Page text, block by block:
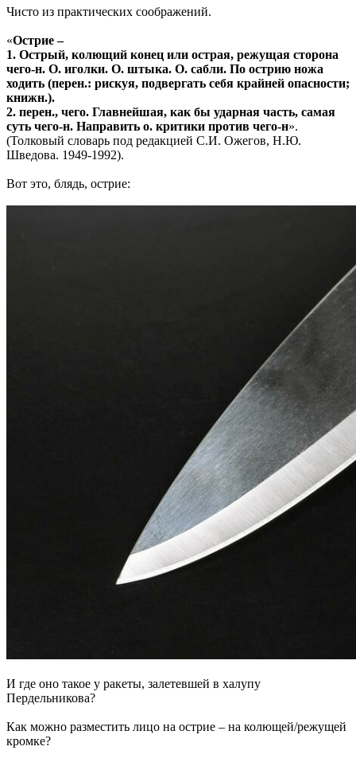
Чисто из практических соображений.
«Острие –
1. Острый, колющий конец или острая, режущая сторона
чего-н. О. иголки. О. штыка. О. сабли. По острию ножа
ходить (перен.: рискуя, подвергать себя крайней опасности;
книжн.).
2. перен., чего. Главнейшая, как бы ударная часть, самая
суть чего-н. Направить о. критики против чего-н».
(Толковый словарь под редакцией С.И. Ожегов, Н.Ю.
Шведова. 1949-1992).
Вот это, блядь, острие:
И где оно такое у ракеты, залетевшей в халупу
Пердельникова?
Как можно разместить лицо на острие – на колющей/режущей
кромке?